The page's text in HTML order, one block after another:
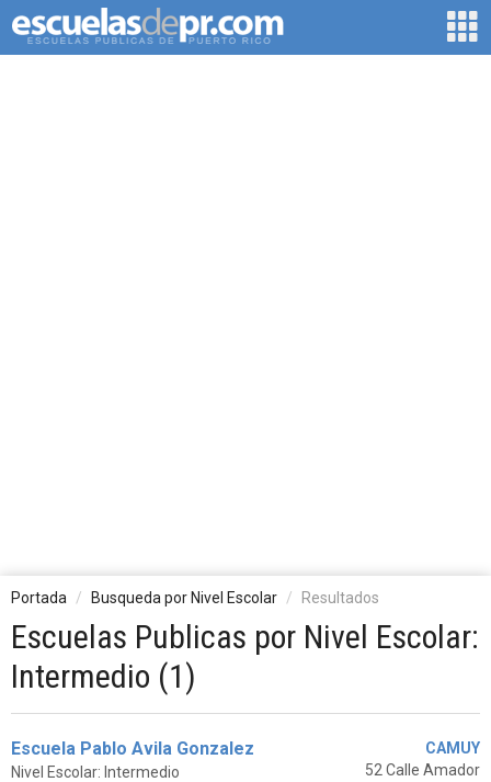
Portada Busqueda por Nivel Escolar Resultados
Escuelas Publicas por Nivel Escolar:
Intermedio (1)
Escuela Pablo Avila Gonzalez
Nivel Escolar: Intermedio
CAMUY
52 Calle Amador